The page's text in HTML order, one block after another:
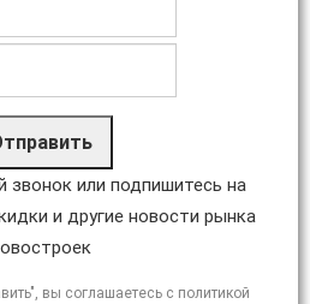
звонок или подпишитесь на
и другие новости рынка
вы соглашаетесь с политикой